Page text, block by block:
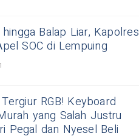
Balap Liar, Kapolres
SOC di Lempuing
RGB! Keyboard
yang Salah Justru
Pegal dan Nyesel Beli